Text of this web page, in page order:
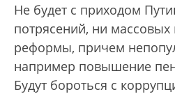
Не будет с приходом
потрясений, ни массовых
реформы, причем
например повышение
Будут бороться с